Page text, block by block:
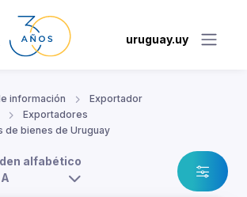
uruguay.uy
información
Exportador
Exportadores
de bienes de Uruguay
alfabético